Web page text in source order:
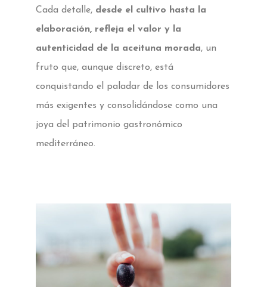
Cada detalle, desde el cultivo hasta la
elaboración, refleja el valor y la
autenticidad de la aceituna morada, un
fruto que, aunque discreto, está
conquistando el paladar de los consumidores
más exigentes y consolidándose como una
joya del patrimonio gastronómico
mediterráneo.